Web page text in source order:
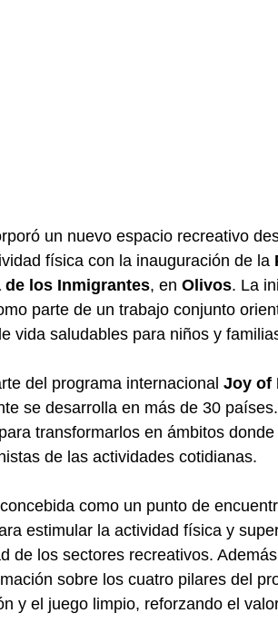
un nuevo espacio recreativo
física con la inauguración de la
de los Inmigrantes, en Olivos. La
parte de un trabajo conjunto
vida saludables para niños y
del programa internacional Joy of
se desarrolla en más de 30
transformarlos en ámbitos
de las actividades cotidianas.
como un punto de
estimular la actividad física y
de los sectores recreativos.
sobre los cuatro pilares del
y el juego limpio, reforzando el